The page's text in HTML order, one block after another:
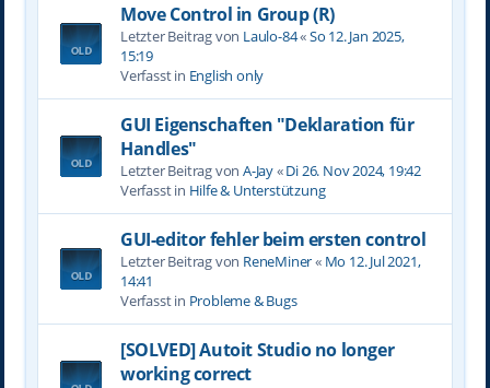
Move Control in Group (R)
Letzter Beitrag von Laulo-84«So 12. Jan 2025,
15:19
Verfasst in English only
GUI Eigenschaften "Deklaration für
Handles"
Letzter Beitrag von A-Jay«Di 26. Nov 2024, 19:42
Verfasst in Hilfe & Unterstützung
GUI-editor fehler beim ersten control
Letzter Beitrag von ReneMiner« Mo 12. Jul 2021,
14:41
Verfasst in Probleme & Bugs
[SOLVED] Autoit Studio no longer
working correct